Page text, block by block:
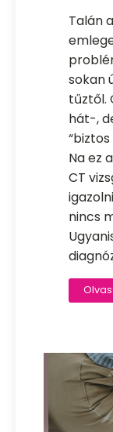
Talán
sokan
tűztől.
hát-,
Na ez
CT
nincs